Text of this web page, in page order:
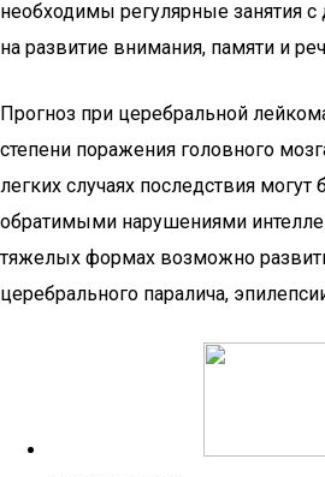
необходимы регулярные занятия
на развитие внимания, памяти и
Прогноз при церебральной
степени поражения головного
легких случаях последствия
обратимыми нарушениями
тяжелых формах возможно
церебрального паралича,